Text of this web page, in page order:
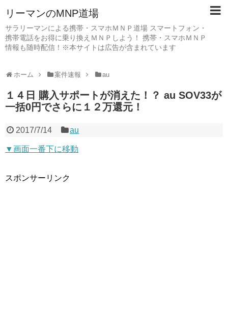
リーマンのMNP道場
サラリーマンによる携帯・スマホＭＮＰ道場 スマートフォン・
携帯電話をお得に乗り換えＭＮＰしよう！ 携帯・スマホＭＮＰ
情報も随時配信！※本サイトは広告が含まれています
ホーム 案件速報 au
１４日 購入サポートが消えた！？ au SOV33が
一括0円でさらに１２万還元！
2017/7/14 au
▼画面一番下に移動
スポンサーリンク